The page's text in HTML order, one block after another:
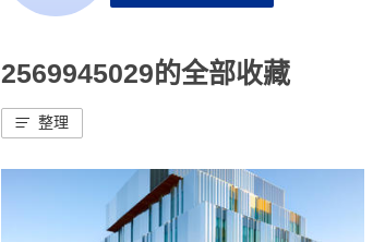
2569945029的全部收藏
整理